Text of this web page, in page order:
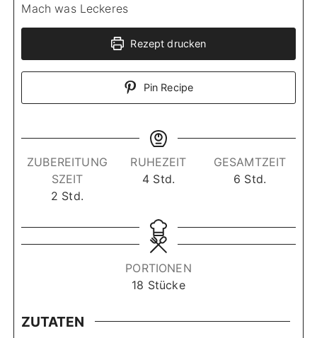
Mach was Leckeres
Rezept drucken
Pin Recipe
ZUBEREITUNG
SZEIT
2 S
u
n
Std.
RUHEZEIT
4S
n
d
e
n
Std.
GESAMTZEIT
6 S
n
d
Std.
PORTIONEN
18 Stücke
ZUTATEN